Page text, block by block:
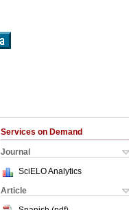
Services on Demand
Journal
SciELO Analytics
Article